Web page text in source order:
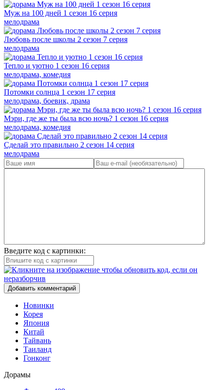
Муж на 100 дней 1 сезон 16 серия
мелодрама
Любовь после школы 2 сезон 7 серия
мелодрама
Тепло и уютно 1 сезон 16 серия
мелодрама, комедия
Потомки солнца 1 сезон 17 серия
мелодрама, боевик, драма
Мэри, где же ты была всю ночь? 1 сезон 16 серия
мелодрама, комедия
Сделай это правильно 2 сезон 14 серия
мелодрама
Введите код с картинки:
Добавить комментарий
Новинки
Корея
Япония
Китай
Тайвань
Таиланд
Гонконг
Дорамы